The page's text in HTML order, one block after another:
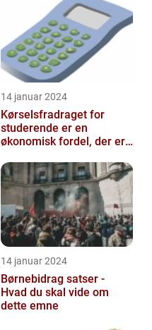
14 januar 2024
Kørselsfradraget for
studerende er en
økonomisk fordel, der er
studerende, som kan h...
14 januar 2024
Børnebidrag satser -
Hvad du skal vide om
dette emne